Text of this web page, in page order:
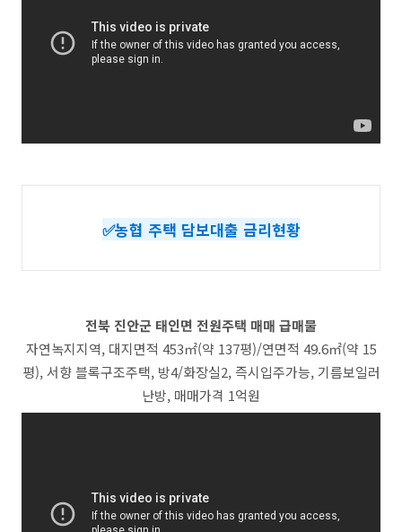
✅농협 주택 담보대출 금리현황
전북 진안군 태인면 전원주택 매매 급매물
자연녹지지역, 대지면적 453㎡(약 137평)/연면적 49.6㎡(약 15
평), 서향 블록구조주택, 방4/화장실2, 즉시입주가능, 기름보일러
난방, 매매가격 1억원